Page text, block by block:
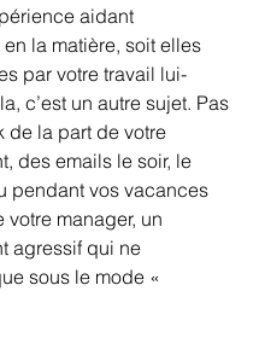
aidant
la matière, soit elles
par votre travail lui-
c’est un autre sujet. Pas
de la part de votre
des emails le soir, le
pendant vos vacances
votre manager, un
agressif qui ne
sous le mode «